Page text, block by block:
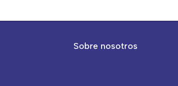
Sobre nosotros